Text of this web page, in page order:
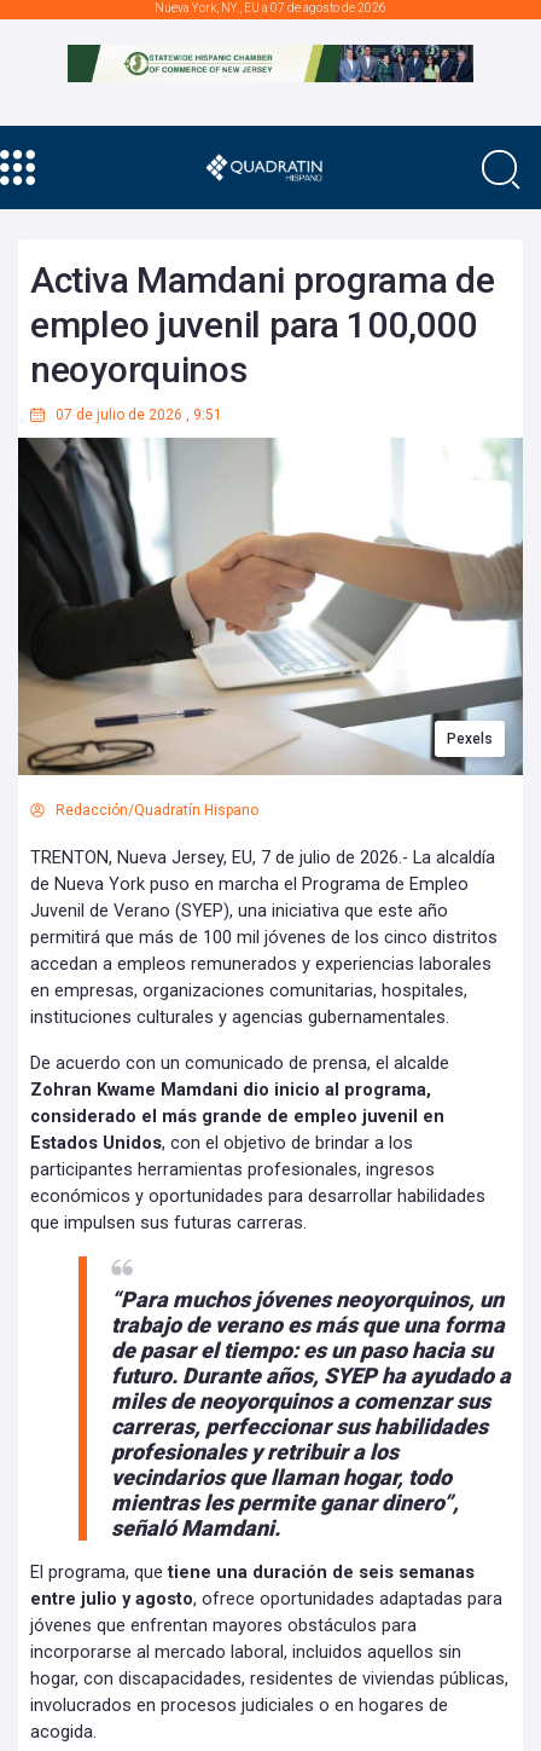
Nueva York, NY., EU a 07 de agosto de 2026
Activa Mamdani programa de
empleo juvenil para 100,000
neoyorquinos
07 de julio de 2026 , 9:51
Pexels
Redacción/Quadratín Hispano
TRENTON, Nueva Jersey, EU, 7 de julio de 2026.- La alcaldía
de Nueva York puso en marcha el Programa de Empleo
Juvenil de Verano (SYEP), una iniciativa que este año
permitirá que más de 100 mil jóvenes de los cinco distritos
accedan a empleos remunerados y experiencias laborales
en empresas, organizaciones comunitarias, hospitales,
instituciones culturales y agencias gubernamentales.
De acuerdo con un comunicado de prensa, el alcalde
Zohran Kwame Mamdani dio inicio al programa,
considerado el más grande de empleo juvenil en
Estados Unidos, con el objetivo de brindar a los
participantes herramientas profesionales, ingresos
económicos y oportunidades para desarrollar habilidades
que impulsen sus futuras carreras.
“Para muchos jóvenes neoyorquinos, un
trabajo de verano es más que una forma
de pasar el tiempo: es un paso hacia su
futuro. Durante años, SYEP ha ayudado a
miles de neoyorquinos a comenzar sus
carreras, perfeccionar sus habilidades
profesionales y retribuir a los
vecindarios que llaman hogar, todo
mientras les permite ganar dinero”,
señaló Mamdani.
El programa, quetiene una duración de seis semanas
entre julio y agosto, ofrece oportunidades adaptadas para
jóvenes que enfrentan mayores obstáculos para
incorporarse al mercado laboral, incluidos aquellos sin
hogar, con discapacidades, residentes de viviendas públicas,
involucrados en procesos judiciales o en hogares de
acogida.